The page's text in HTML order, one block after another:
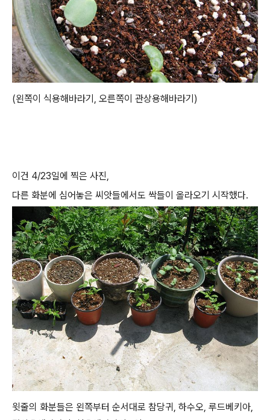
(왼쪽이 식용해바라기, 오른쪽이 관상용해바라기)
이건 4/23일에 찍은 사진,
다른 화분에 심어놓은 씨앗들에서도 싹들이 올라오기 시작했다.
윗줄의 화분들은 왼쪽부터 순서대로 참당귀, 하수오, 루드베키아,